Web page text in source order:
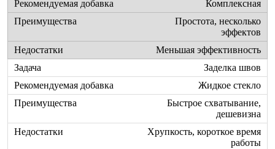
Комплексная
Простота, несколько
эффектов
Меньшая эффективность
Заделка швов
Жидкое стекло
Быстрое схватывание,
дешевизна
Хрупкость, короткое время
работы